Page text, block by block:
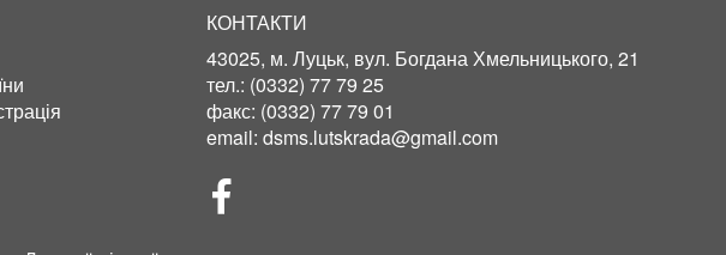
КОНТАКТИ
43025, м. Луцьк, вул. Богдана Хмельницького, 21
тел.: (0332) 77 79 25
факс: (0332) 77 79 01
email: dsms.lutskrada@gmail.com
СОЦІЛЬНІ
МЕРЕЖІ